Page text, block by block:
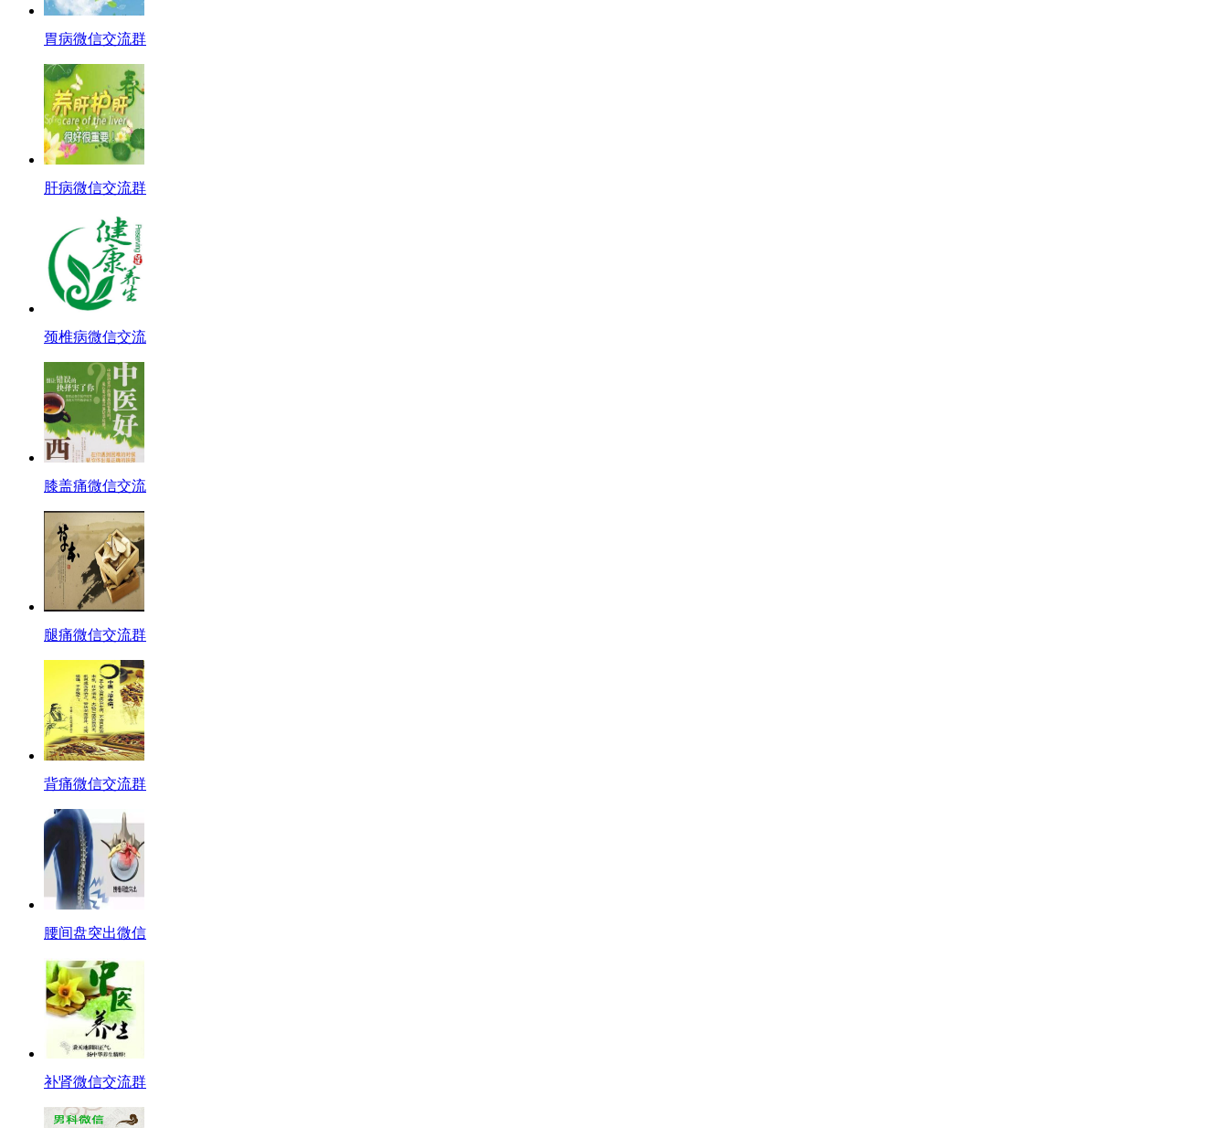
胃病微信交流群
肝病微信交流群
颈椎病微信交流
膝盖痛微信交流
腿痛微信交流群
背痛微信交流群
腰间盘突出微信
补肾微信交流群